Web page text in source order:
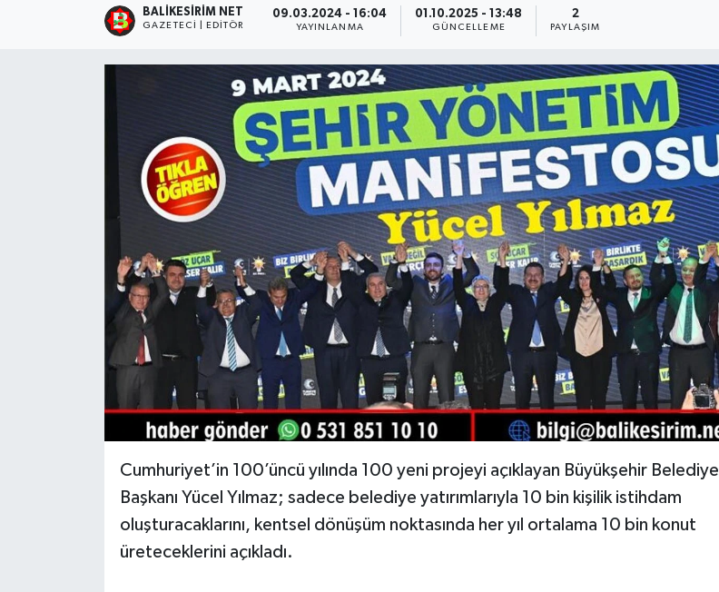
BALIKESIRIM NET
GAZETECI | EDITÖR
09.03.2024 - 16:04
YAYINLANMA
01.10.2025 - 13:48
GÜNCELLEME
2
PAYLAŞIM
Cumhuriyet’in 100’üncü yılında 100 yeni projeyi açıklayan Büyükşehir Belediye
Başkanı Yücel Yılmaz; sadece belediye yatırımlarıyla 10 bin kişilik istihdam
oluşturacaklarını, kentsel dönüşüm noktasında her yıl ortalama 10 bin konut
üreteceklerini açıkladı.